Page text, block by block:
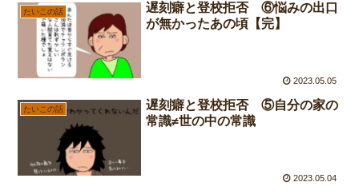
たいこの話
遅刻癖と登校拒否 ⑥悩みの出口
が無かったあの頃【完】
2023.05.05
たいこの話
遅刻癖と登校拒否 ⑤自分の家の
常識≠世の中の常識
2023.05.04